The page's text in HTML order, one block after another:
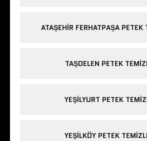
ATAŞEHIR FERHATPAŞA PETEK
TAŞDELEN PETEK
YEŞILYURT PETEK
YEŞILKÖY PETEK